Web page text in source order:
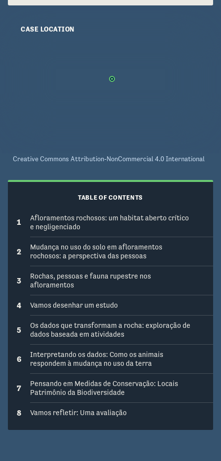
CASE LOCATION
Creative Commons Attribution-NonCommercial 4.0 International
TABLE OF CONTENTS
1
Afloramentos rochosos: um habitat aberto crítico
e negligenciado
2
Mudança no uso do solo em afloramentos
rochosos: a perspectiva das pessoas
3
Rochas, pessoas e fauna rupestre nos
afloramentos
4 Vamos desenhar um estudo
5
Os dados que transformam a rocha: exploração de
dados baseada em atividades
6
Interpretando os dados: Como os animais
respondem à mudança no uso da terra
7
Pensando em Medidas de Conservação: Locais
Patrimônio da Biodiversidade
8 Vamos refletir: Uma avaliação